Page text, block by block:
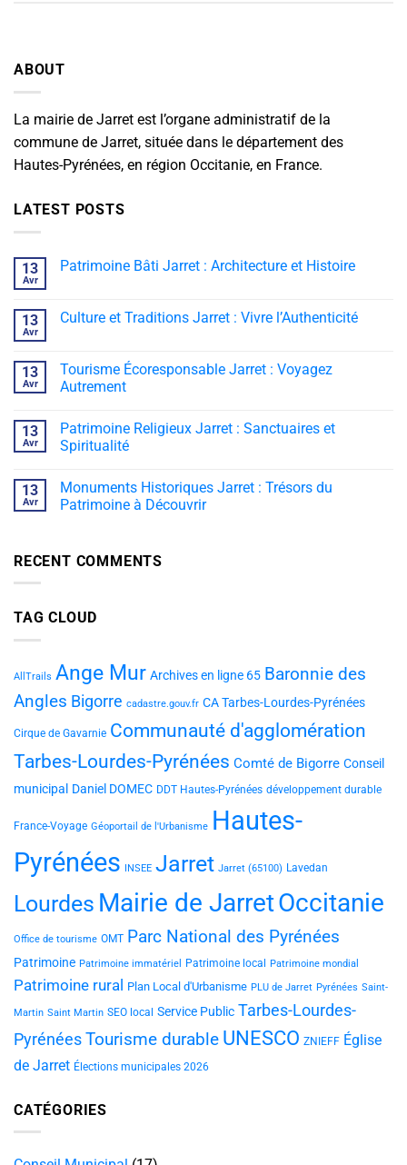
ABOUT
La mairie de Jarret est l’organe administratif de la
commune de Jarret, située dans le département des
Hautes-Pyrénées, en région Occitanie, en France.
LATEST POSTS
13
Avr
Patrimoine Bâti Jarret : Architecture et Histoire
13
Avr
Culture et Traditions Jarret : Vivre l’Authenticité
13
Avr
Tourisme Écoresponsable Jarret : Voyagez
Autrement
13
Avr
Patrimoine Religieux Jarret : Sanctuaires et
Spiritualité
13
Avr
Monuments Historiques Jarret : Trésors du
Patrimoine à Découvrir
RECENT COMMENTS
TAG CLOUD
AllTrails Ange Mur Archives en ligne 65 Baronnie des
Angles Bigorre cadastre.gouv.fr CA Tarbes-Lourdes-Pyrénées
Cirque de Gavarnie Communauté d'agglomération
Tarbes-Lourdes-Pyrénées Comté de Bigorre Conseil
municipal Daniel DOMEC DDT Hautes-Pyrénées développement durable
France-Voyage Géoportail de l'Urbanisme Hautes-
Pyrénées INSEE Jarret Jarret (65100) Lavedan
Lourdes Mairie de JarretOccitanie
Office de tourisme OMT Parc National des Pyrénées
Patrimoine Patrimoine immatériel Patrimoine local Patrimoine mondial
Patrimoine rural Plan Local d'Urbanisme PLU de Jarret Pyrénées Saint-
Martin Saint Martin SEO local Service Public Tarbes-Lourdes-
Pyrénées Tourisme durable UNESCO ZNIEFF Église
de Jarret Élections municipales 2026
CATÉGORIES